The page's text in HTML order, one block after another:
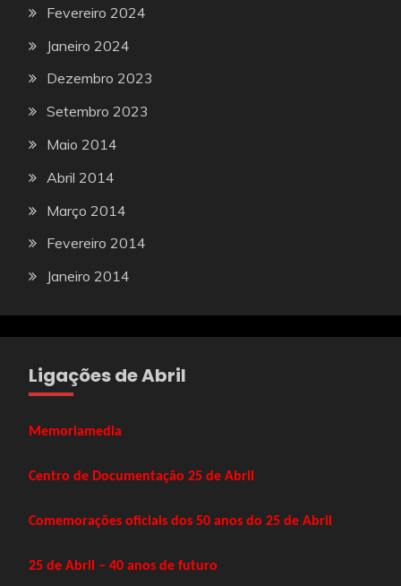
Fevereiro 2024
Janeiro 2024
Dezembro 2023
Setembro 2023
Maio 2014
Abril 2014
Março 2014
Fevereiro 2014
Janeiro 2014
Ligações de Abril
Memoriamedia
Centro de Documentação 25 de Abril
Comemorações oficiais dos 50 anos do 25 de Abril
25 de Abril – 40 anos de futuro